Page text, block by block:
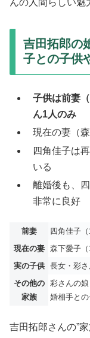
んの人間らしい魅
吉田拓郎の
子との子供
子供は前妻
ん1人のみ
現在の妻（
四角佳子は
いる
離婚後も、
非常に良好
前妻
四角佳子（
現在の妻
森下愛子（
実の子供
長女・彩さ
その他の
家族
彩さんの
婚相手との
吉田拓郎さんの”